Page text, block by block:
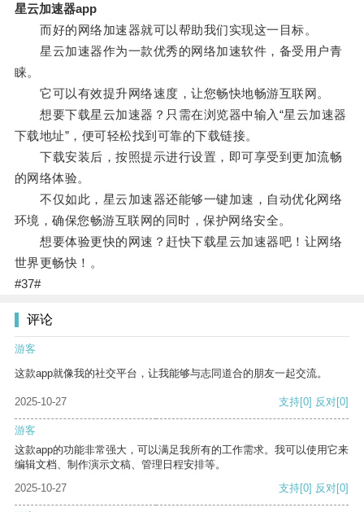
星云加速器app
而好的网络加速器就可以帮助我们实现这一目标。
星云加速器作为一款优秀的网络加速软件，备受用户青
睐。
它可以有效提升网络速度，让您畅快地畅游互联网。
想要下载星云加速器？只需在浏览器中输入“星云加速器
下载地址”，便可轻松找到可靠的下载链接。
下载安装后，按照提示进行设置，即可享受到更加流畅
的网络体验。
不仅如此，星云加速器还能够一键加速，自动优化网络
环境，确保您畅游互联网的同时，保护网络安全。
想要体验更快的网速？赶快下载星云加速器吧！让网络
世界更畅快！。
#37#
评论
游客
这款app就像我的社交平台，让我能够与志同道合的朋友一起交流。
2025-10-27 支持[0] 反对[0]
游客
这款app的功能非常强大，可以满足我所有的工作需求。我可以使用它来
编辑文档、制作演示文稿、管理日程安排等。
2025-10-27
支持[0] 反对[0]